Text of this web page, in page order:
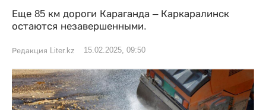
Еще 85 км дороги Караганда – Каркаралинск
остаются незавершенными.
Редакция Liter.kz 15.02.2025, 09:50